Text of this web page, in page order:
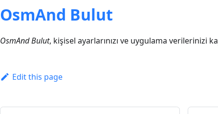
OsmAnd Bulut
OsmAnd Bulut, kişisel ayarlarınızı ve uygulama verilerinizi
Edit this page